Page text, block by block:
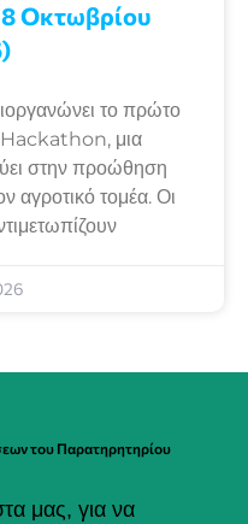
Οκτωβρίου
το πρώτο
Hackathon, μια
στην προώθηση
αγροτικό τομέα. Οι
του Παρατηρητηρίου
μας, για να